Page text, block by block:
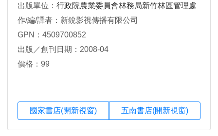
出版單位： 行政院農業委員會林務局新竹林區管理處
作/編/譯者：新銳影視傳播有限公司
GPN：4509700852
出版／創刊日期：2008-04
價格：99
國家書店(開新視窗) 五南書店(開新視窗)